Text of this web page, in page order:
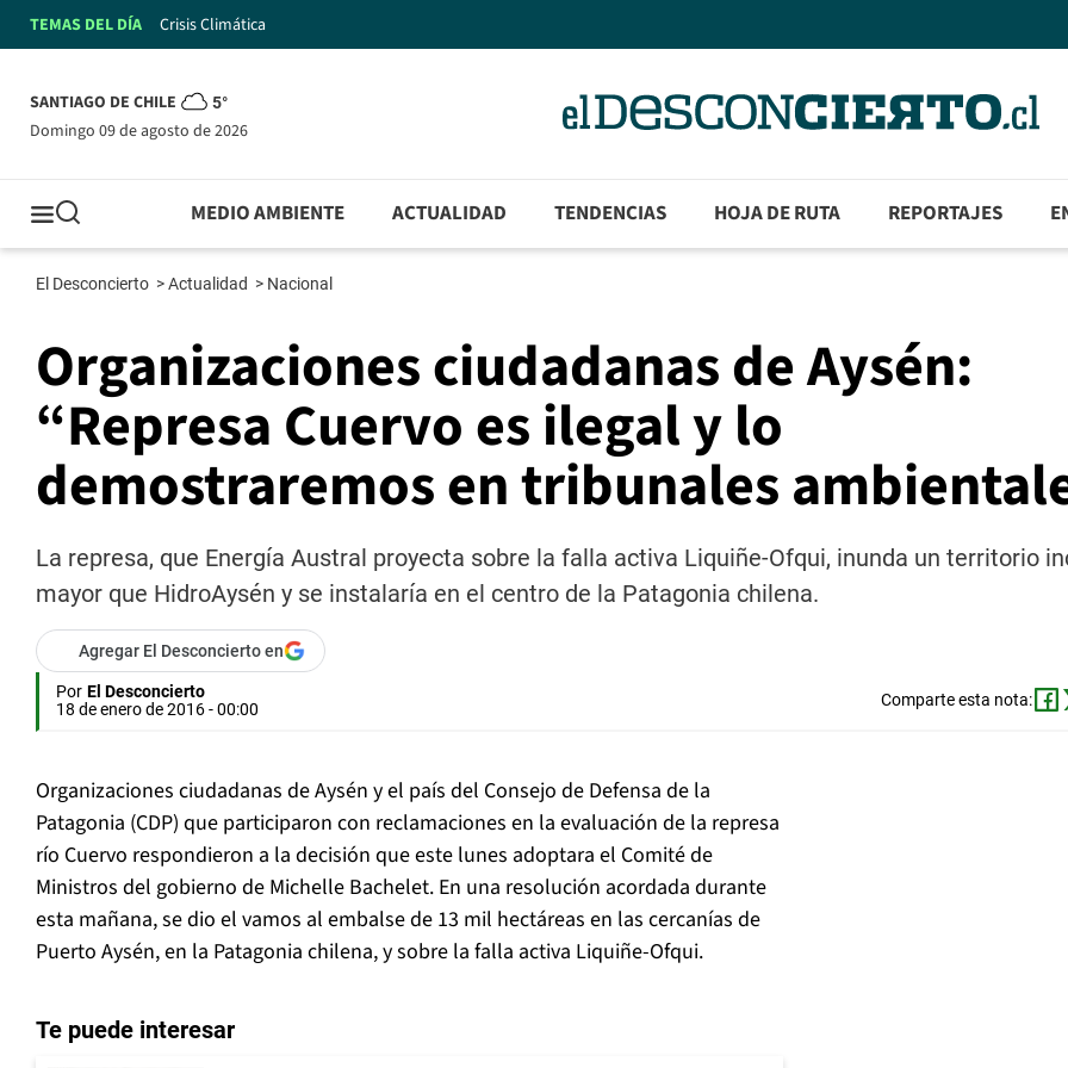
TEMAS DEL DÍA Crisis Climática
SANTIAGO DE CHILE 5°
domingo 09 de agosto de 2026
MEDIO AMBIENTE ACTUALIDAD TENDENCIAS HOJA DE RUTA REPORTAJES
El Desconcierto >Actualidad > Nacional
Organizaciones ciudadanas de Aysén:
“Represa Cuervo es ilegal y lo
demostraremos en tribunales
La represa, que Energía Austral proyecta sobre la falla activa Liquiñe-Ofqui, inunda un territorio
mayor que HidroAysén y se instalaría en el centro de la Patagonia chilena.
Agregar El Desconcierto en
Por El Desconcierto
18 de enero de 2016 - 00:00
Comparte esta nota:
Organizaciones ciudadanas de Aysén y el país del Consejo de Defensa de la
Patagonia (CDP) que participaron con reclamaciones en la evaluación de la represa
río Cuervo respondieron a la decisión que este lunes adoptara el Comité de
Ministros del gobierno de Michelle Bachelet. En una resolución acordada durante
esta mañana, se dio el vamos al embalse de 13 mil hectáreas en las cercanías de
Puerto Aysén, en la Patagonia chilena, y sobre la falla activa Liquiñe-Ofqui.
Te puede interesar